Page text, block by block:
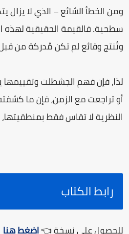
ومن الخطأ الشائع – الذي لا
سطحية. فالقيمة الحقيقية لهذه
وتُنتج وقائع لم تكن مُدركة من
لذا، فإن فهم الجشطلت وتقييمها
أو تراجعت مع الزمن، فإن ما
النظرية لا تقاس فقط
رابط الكتاب
للحصول على نسخة 👈اضغط هنا